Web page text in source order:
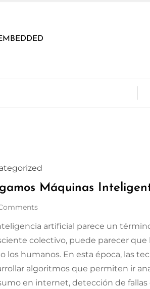
Máquinas
artificial parece un
colectivo, puede parecer que
los humanos. En esta época, las
algoritmos que permiten ir
en internet, detección de